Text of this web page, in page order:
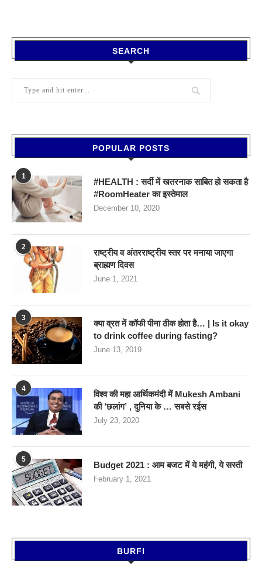
SEARCH
POPULAR POSTS
1
#HEALTH : सर्दी में खतरनाक साबित हो सकता है
#RoomHeater का इस्तेमाल
December 10, 2020
2
राष्ट्रीय व अंतरराष्ट्रीय स्तर पर मनाया जाएगा
ब्राह्मण दिवस
June 1, 2021
3
क्या व्रत में कॉफी पीना ठीक होता है… | Is it okay
to drink coffee during fasting?
June 13, 2019
4
विश्व की महा आर्थिकमंदी में Mukesh Ambani
की ‘छलांग’ , दुनिया के … सबसे रईस
July 23, 2020
5
Budget 2021 : आम बजट में ये महंगी, ये सस्‍ती
February 1, 2021
BURFI